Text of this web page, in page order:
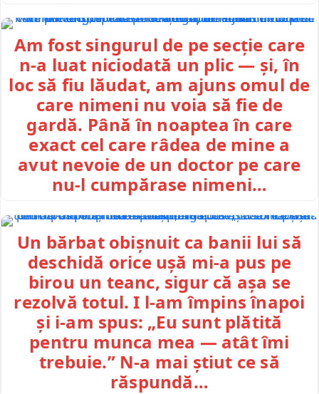
Am fost singurul de pe secție care
n-a luat niciodată un plic — și, în
loc să fiu lăudat, am ajuns omul de
care nimeni nu voia să fie de
gardă. Până în noaptea în care
exact cel care râdea de mine a
avut nevoie de un doctor pe care
nu-l cumpărase nimeni…
Un bărbat obișnuit ca banii lui să
deschidă orice ușă mi-a pus pe
birou un teanc, sigur că așa se
rezolvă totul. I l-am împins înapoi
și i-am spus: „Eu sunt plătită
pentru munca mea — atât îmi
trebuie.” N-a mai știut ce să
răspundă…